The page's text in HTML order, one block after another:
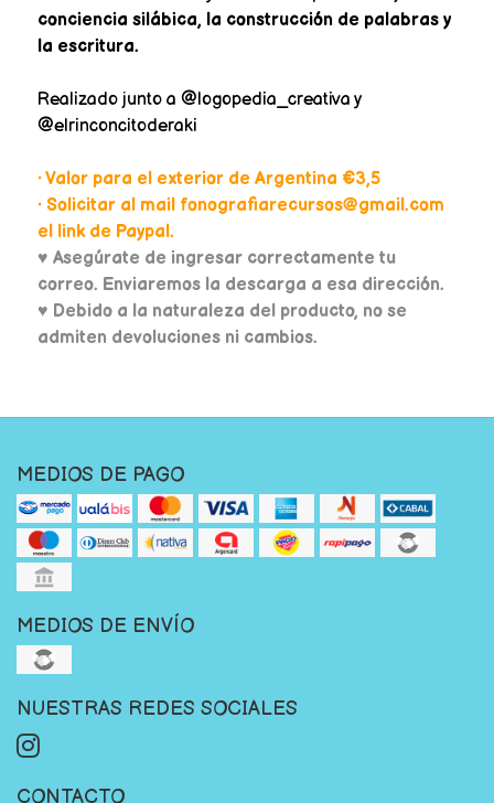
conciencia silábica, la construcción de palabras y
la escritura.
Realizado junto a @logopedia_creativa y
@elrinconcitoderaki
• Valor para el exterior de Argentina €3,5
• Solicitar al mail fonografiarecursos@gmail.com
el link de Paypal.
♥ Asegúrate de ingresar correctamente tu
correo. Enviaremos la descarga a esa dirección.
♥ Debido a la naturaleza del producto, no se
admiten devoluciones ni cambios.
MEDIOS DE PAGO
MEDIOS DE ENVÍO
NUESTRAS REDES SOCIALES
CONTACTO